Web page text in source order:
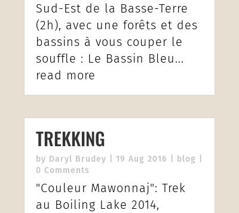
Sud-Est de la Basse-Terre
(2h), avec une forêts et des
bassins à vous couper le
souffle : Le Bassin Bleu...
read more
TREKKING
by Daryl Brudey 19 Aug 2016 blog
0 Comments
"Couleur Mawonnaj": Trek
au Boiling Lake 2014,